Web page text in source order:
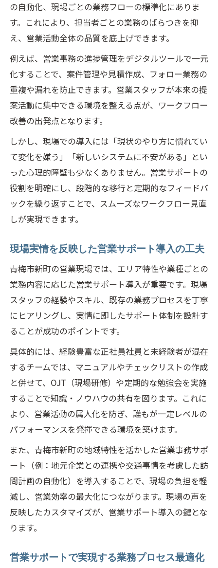
の自動化、現場ごとの業務フローの標準化にありま
す。これにより、担当者ごとの業務のばらつきを抑
え、営業活動全体の品質を底上げできます。
例えば、営業事務の進捗管理をデジタルツールで一元
化することで、案件管理や見積作成、フォロー業務の
重複や漏れを防止できます。営業スタッフが本来の提
案活動に集中できる環境を整える点が、ワークフロー
改善の出発点となります。
しかし、現場での導入には「現状のやり方に慣れてい
て変化を嫌う」「新しいシステムに不安がある」とい
った心理的障壁も少なくありません。営業サポートの
役割を明確にし、段階的な移行と定期的なフィードバ
ックを繰り返すことで、スムーズなワークフロー見直
しが実現できます。
現場実情を反映した営業サポート導入の工夫
青梅市新町の営業現場では、エリア特性や業種ごとの
業務内容に応じた営業サポート導入が重要です。現場
スタッフの経験やスキル、既存の業務プロセスを丁寧
にヒアリングし、実情に即したサポート体制を設計す
ることが成功のポイントです。
具体的には、経験豊富な正社員社員と未経験者が混在
するチームでは、マニュアルやチェックリストの作成
と併せて、OJT（現場研修）や定期的な勉強会を実施
することで知識・ノウハウの共有を図ります。これに
より、営業活動の属人化を防ぎ、誰もが一定レベルの
パフォーマンスを発揮できる環境を築けます。
また、青梅市新町の地域特性を活かした営業事務サポ
ート（例：地元企業との連携や交通事情を考慮した訪
問計画の自動化）を導入することで、現場の負担を軽
減し、営業効率の最大化につながります。現場の声を
反映したカスタマイズが、営業サポート導入の鍵とな
ります。
営業サポートで実現する業務プロセス最適化